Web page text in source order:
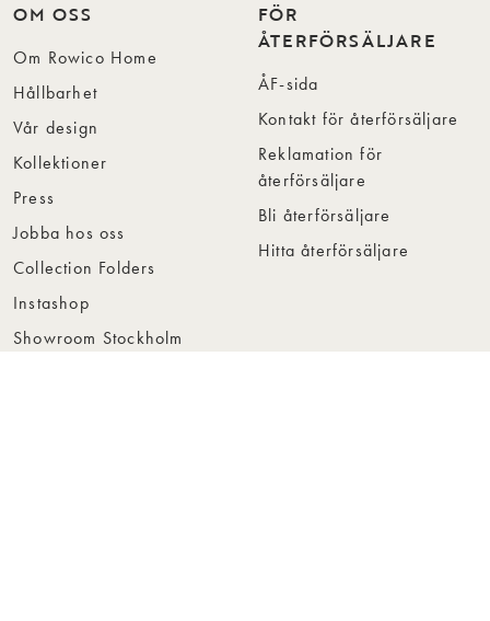
OM OSS
Om Rowico Home
Hållbarhet
Vår design
Kollektioner
Press
Jobba hos oss
Collection Folders
Instashop
Showroom Stockholm
FÖR
ÅTERFÖRSÄLJARE
ÅF-sida
Kontakt för återförsäljare
Reklamation för
återförsäljare
Bli återförsäljare
Hitta återförsäljare